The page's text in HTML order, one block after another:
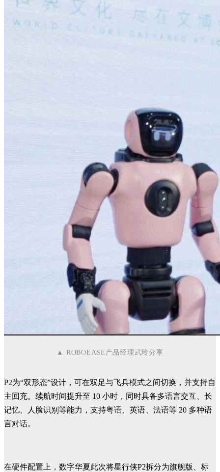
▲ ROBOEASE产品经理武玲分享
P2为“双形态”设计，可在双足与飞兵模式之间切换，并支持自
主回充。续航时间提升至 10 小时，同时具备多语言交互、长
记忆、人脸识别等能力，支持粤语、英语、法语等 20 多种语
言对话。
在硬件配置上，数字华夏此次将星行侠P2拆分为旗舰版、标